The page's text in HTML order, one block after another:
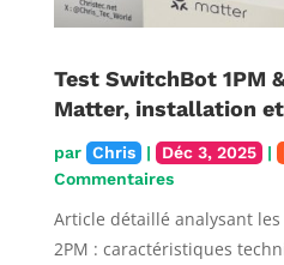
Test SwitchBot 1PM
Matter, installation
par Chris | Déc 3, 2025 |
Commentaires
Article détaillé analysant
2PM : caractéristiques